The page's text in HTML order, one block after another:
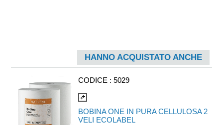
HANNO ACQUISTATO ANCHE
CODICE : 5029
compare_arrows
BOBINA ONE IN PURA CELLULOSA 2
VELI ECOLABEL